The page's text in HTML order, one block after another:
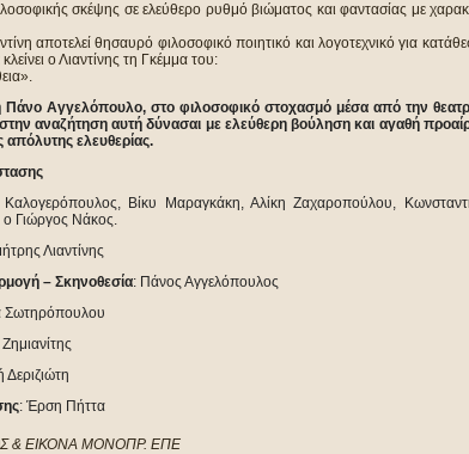
σκέψης σε ελεύθερο ρυθμό βιώματος και φαντασίας με
αποτελεί θησαυρό φιλοσοφικό ποιητικό και λογοτεχνικό για
ο Λιαντίνης τη Γκέμμα του:
Πάνο Αγγελόπουλο, στο φιλοσοφικό στοχασμό μέσα από την
αναζήτηση αυτή δύνασαι με ελεύθερη βούληση και αγαθή
απόλυτης ελευθερίας.
Καλογερόπουλος, Βίκυ Μαραγκάκη, Αλίκη Ζαχαροπούλου,
Γιώργος Νάκος.
Λιαντίνης
– Σκηνοθεσία: Πάνος Αγγελόπουλος
Σωτηρόπουλου
Δεριζιώτη
: Έρση Πήττα
& ΕΙΚΟΝΑ ΜΟΝΟΠΡ. ΕΠΕ